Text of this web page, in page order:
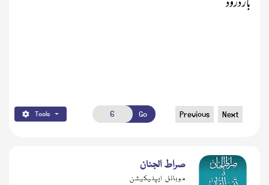
Tools Go Previous Next
صراط الجنان
موبائل ایپلیکیشن